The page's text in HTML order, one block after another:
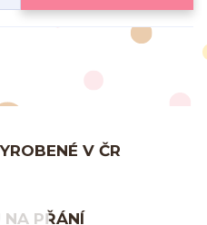
V ČR
NA PŘÁNÍ